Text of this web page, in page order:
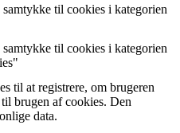
samtykke til cookies i kategorien
samtykke til cookies i kategorien
til at registrere, om brugeren
brugen af cookies. Den
data.